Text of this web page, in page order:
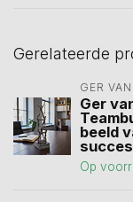
Gerelateerde
GER
Ger
beeld
succes
Op